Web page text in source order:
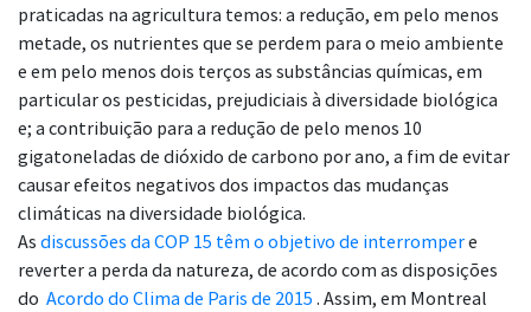
praticadas na agricultura temos: a redução, em pelo menos
metade, os nutrientes que se perdem para o meio ambiente
e em pelo menos dois terços as substâncias químicas, em
particular os pesticidas, prejudiciais à diversidade biológica
e; a contribuição para a redução de pelo menos 10
gigatoneladas de dióxido de carbono por ano, a fim de evitar
causar efeitos negativos dos impactos das mudanças
climáticas na diversidade biológica.
As discussões da COP 15 têm o objetivo de interrompere
reverter a perda da natureza, de acordo com as disposições
do Acordo do Clima de Paris de 2015 . Assim, em Montreal